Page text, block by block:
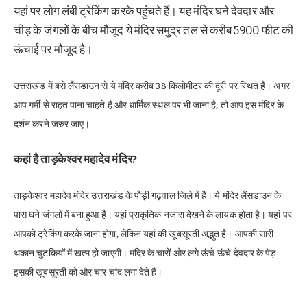
यहां पर लोग लंबी ट्रेकिंग करके पहुंचते हैं। यह मंदिर घने देवदार और
चीड़ के जंगलों के बीच मौजूद ये मंदिर समुद्र तल से करीब 5900 फीट की
ऊंचाई पर मौजूद है।
उत्तराखंड में बसे लैंसडाउन से ये मंदिर करीब 38 किलोमीटर की दूरी पर स्थित है। अगर
आप गर्मी से राहत पाना चाहते हैं और धार्मिक स्थल पर भी जाना है, तो आप इस मंदिर के
दर्शन करने जरुर जाए।
कहां है ताड़केश्वर महादेव मंदिर?
ताड़केश्वर महादेव मंदिर उत्तराखंड के पौड़ी गढ़वाल जिले में है। ये मंदिर लैंसडाउन के
पास घने जंगलों में बना हुआ है। यहां प्राकृतिक नजारा देखने के लायक होता है। यहां पर
आपको ट्रेकिंग करके जाना होगा, लेकिन यहां की खूबसूरती अद्भुत है। आपकी सारी
थकान चुटकियों में खत्म हो जाएगी। मंदिर के चारों ओर लगे ऊंचे-ऊंचे देवदार के पेड़
इसकी खूबसूरती को और चार चांद लगा देते हैं।